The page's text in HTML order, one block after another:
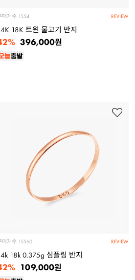
REVIEW
매개수 1554
18K 트윈 물고기 반지
396,000원
REVIEW
매개수 15560
18k 0.375g 심플링 반지
109,000원